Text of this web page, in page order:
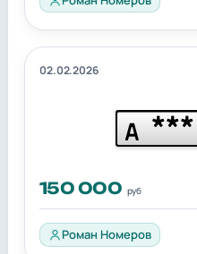
02.02.2026
А ***
150 000 руб
Роман Номеров